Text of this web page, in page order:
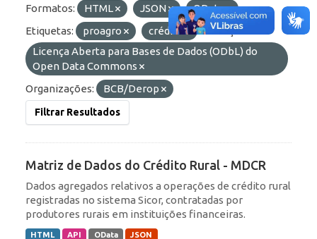
Formatos: HTML JSON
OData
Etiquetas:
proagro crédito
Licenças:
Licença Aberta para Bases de Dados (ODbL) do
Open Data Commons
Organizações:
BCB/Derop
Filtrar Resultados
Matriz de Dados do Crédito Rural - MDCR
Dados agregados relativos a operações de crédito rural
registradas no sistema Sicor, contratadas por
produtores rurais em instituições financeiras.
HTML API OData JSON